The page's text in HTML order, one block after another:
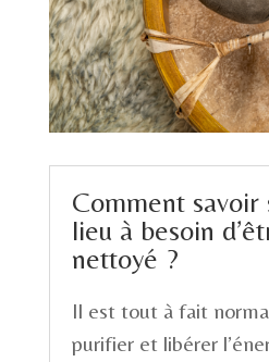
Comment savoir
lieu à besoin
nettoyé ?
Il est tout à fait
purifier et libérer